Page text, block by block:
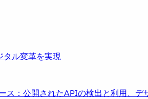
ル変革を実現
ス：公開されたAPIの検出と利用、デ